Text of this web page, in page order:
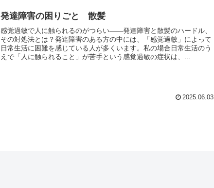
発達障害の困りごと 散髪
感覚過敏で人に触られるのがつらい――発達障害と散髪のハードル、
その対処法とは？発達障害のある方の中には、「感覚過敏」によって
日常生活に困難を感じている人が多くいます。私の場合日常生活のう
えで「人に触られること」が苦手という感覚過敏の症状は、...
2025.06.03